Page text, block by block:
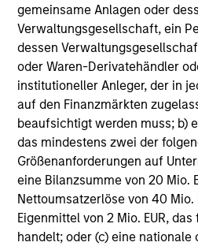
gemeinsame Anlagen oder
Verwaltungsgesellschaft, ein
dessen
oder Waren-Derivatehändler
institutioneller Anleger, der in
auf den Finanzmärkten
beaufsichtigt werden muss; b)
das mindestens zwei der
Größenanforderungen auf
eine Bilanzsumme von 20 Mio.
Nettoumsatzerlöse von 40 Mio.
Eigenmittel von 2 Mio. EUR,
handelt; oder (c) eine nationale
class.
04-AUG-2026